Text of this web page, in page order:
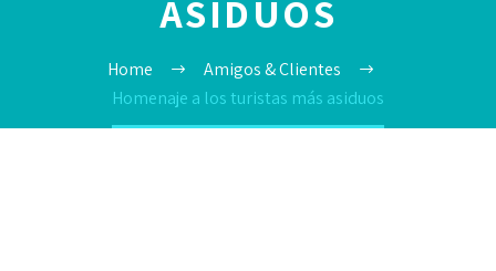
ASIDUOS
Home
Amigos & Clientes
Homenaje a los turistas más asiduos